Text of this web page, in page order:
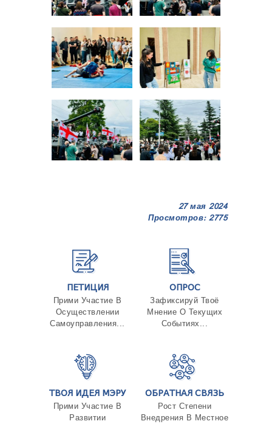
27 мая 2024
Просмотров: 2775
ПЕТИЦИЯ
Прими Участие В
Осуществлении
Самоуправления...
ОПРОС
Зафиксируй Твоё
Мнение О Текущих
Событиях...
ТВОЯ ИДЕЯ МЭРУ
Прими Участие В
Развитии
ОБРАТНАЯ СВЯЗЬ
Рост Степени
Внедрения В Местное